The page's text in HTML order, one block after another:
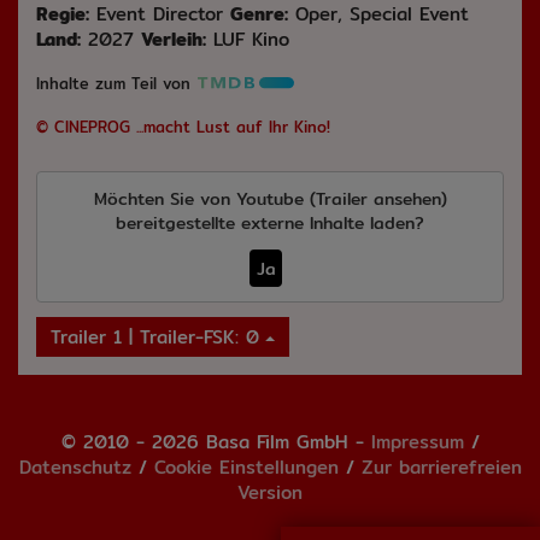
Regie: Event Director Genre: Oper, Special Event
Land: 2027 Verleih: LUF Kino
Inhalte zum Teil von
© CINEPROG ...macht Lust auf Ihr Kino!
Möchten Sie von Youtube (Trailer ansehen)
bereitgestellte externe Inhalte laden?
Ja
Trailer 1 | Trailer-FSK: 0
© 2010 - 2026 Basa Film GmbH - Impressum/
Datenschutz/ Cookie Einstellungen / Zur barrierefreien
Version